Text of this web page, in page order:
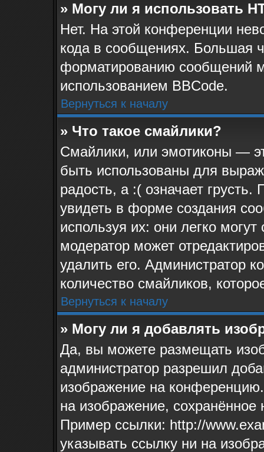
» Могу ли я использовать
Нет. На этой конференции
кода в сообщениях. Большая
форматированию сообщений
использованием BBCode.
Вернуться к началу
» Что такое смайлики?
Смайлики, или эмотиконы —
быть использованы для
радость, а :( означает
увидеть в форме создания
используя их: они легко
модератор может
удалить его. Администратор
количество смайликов,
Вернуться к началу
» Могу ли я добавлять
Да, вы можете размещать
администратор разрешил
изображение на
на изображение,
Пример ссылки: http://
указывать ссылку ни на